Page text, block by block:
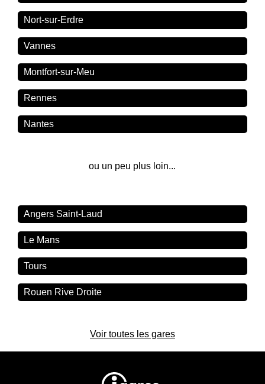
Nort-sur-Erdre
Vannes
Montfort-sur-Meu
Rennes
Nantes
ou un peu plus loin...
Angers Saint-Laud
Le Mans
Tours
Rouen Rive Droite
Voir toutes les gares